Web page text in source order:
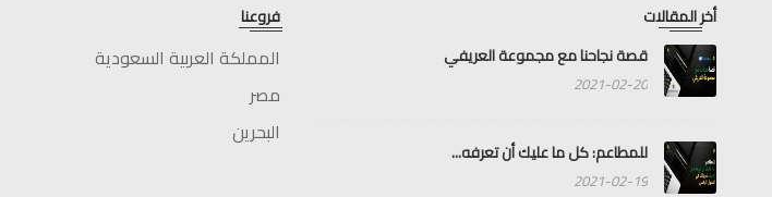
أخر المقالات
قصة نجاحنا مع مجموعة العريفي
2021-02-20
للمطاعم: كل ما عليك أن تعرفه...
2021-02-19
فروعنا
المملكة العربية السعودية
مصر
البحرين